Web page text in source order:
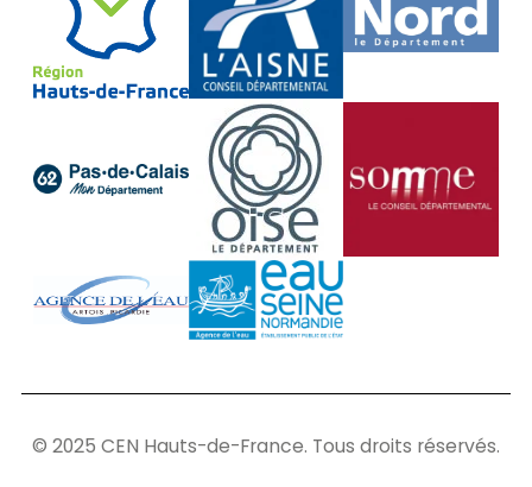
© 2025 CEN Hauts-de-France. Tous droits réservés.